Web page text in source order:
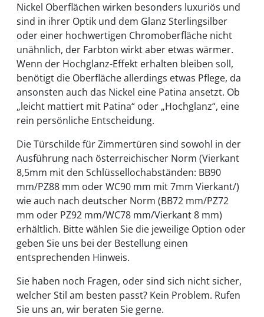
Nickel Oberflächen wirken besonders luxuriös und
sind in ihrer Optik und dem Glanz Sterlingsilber
oder einer hochwertigen Chromoberfläche nicht
unähnlich, der Farbton wirkt aber etwas wärmer.
Wenn der Hochglanz-Effekt erhalten bleiben soll,
benötigt die Oberfläche allerdings etwas Pflege, da
ansonsten auch das Nickel eine Patina ansetzt. Ob
„leicht mattiert mit Patina“ oder „Hochglanz“, eine
rein persönliche Entscheidung.
Die Türschilde für Zimmertüren sind sowohl in der
Ausführung nach österreichischer Norm (Vierkant
8,5mm mit den Schlüssellochabständen: BB90
mm/PZ88 mm oder WC90 mm mit 7mm Vierkant/)
wie auch nach deutscher Norm (BB72 mm/PZ72
mm oder PZ92 mm/WC78 mm/Vierkant 8 mm)
erhältlich. Bitte wählen Sie die jeweilige Option oder
geben Sie uns bei der Bestellung einen
entsprechenden Hinweis.
Sie haben noch Fragen, oder sind sich nicht sicher,
welcher Stil am besten passt? Kein Problem. Rufen
Sie uns an, wir beraten Sie gerne.